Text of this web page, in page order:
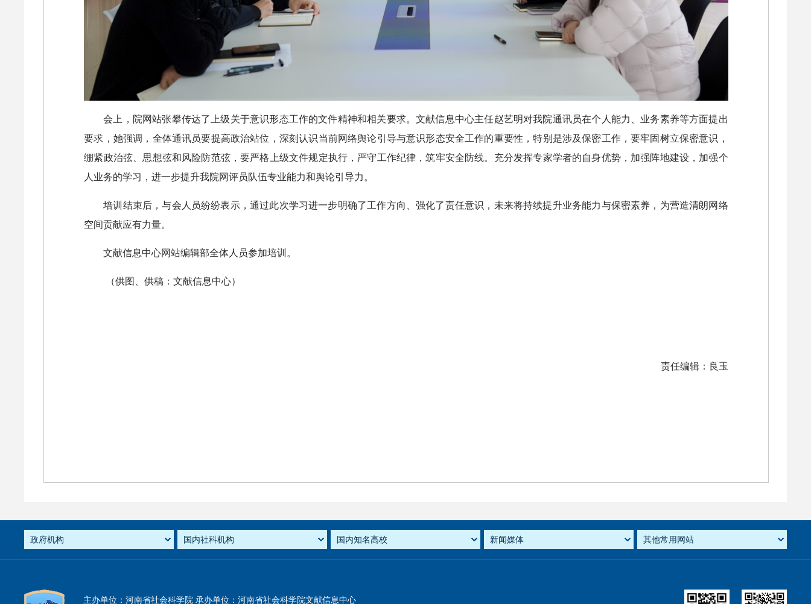
会上，院网站张攀传达了上级关于意识形态工作的文件精神和相关要求。文献信息中心主任赵艺明对我院通讯员在个人能力、业务素养等方面提出
要求，她强调，全体通讯员要提高政治站位，深刻认识当前网络舆论引导与意识形态安全工作的重要性，特别是涉及保密工作，要牢固树立保密意识，
绷紧政治弦、思想弦和风险防范弦，要严格上级文件规定执行，严守工作纪律，筑牢安全防线。充分发挥专家学者的自身优势，加强阵地建设，加强个
人业务的学习，进一步提升我院网评员队伍专业能力和舆论引导力。
培训结束后，与会人员纷纷表示，通过此次学习进一步明确了工作方向、强化了责任意识，未来将持续提升业务能力与保密素养，为营造清朗网络
空间贡献应有力量。
文献信息中心网站编辑部全体人员参加培训。
（供图、供稿：文献信息中心）
责任编辑：良玉
主办单位：河南省社会科学院 承办单位：河南省社会科学院文献信息中心